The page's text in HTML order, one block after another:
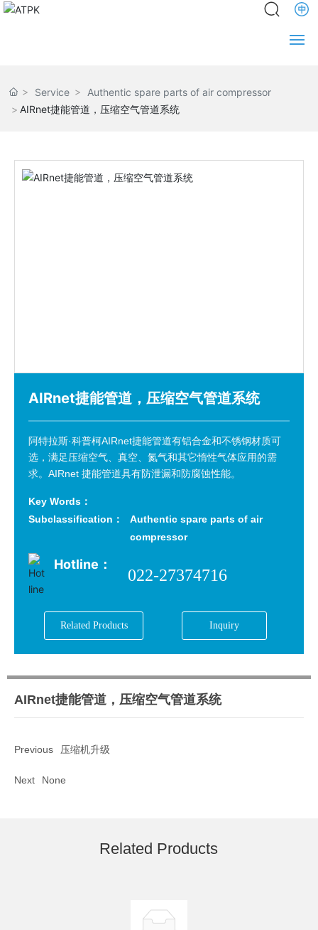
About us
Product
Contact
Service
Authentic spare parts of air compressor
AIRnet捷能管道，压缩空气管道系统
AIRnet捷能管道，压缩空气管道系统
阿特拉斯·科普柯AIRnet捷能管道有铝合金和不锈钢材质可
选，满足压缩空气、真空、氮气和其它惰性气体应用的需
求。AIRnet 捷能管道具有防泄漏和防腐蚀性能。
Key Words：
Subclassification：
Authentic spare parts of air
compressor
Hotline：
022-27374716
Related Products Inquiry
AIRnet捷能管道，压缩空气管道系统
Previous 压缩机升级
Next None
Related Products